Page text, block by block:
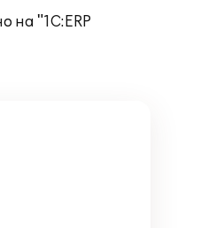
на "1С:ERP